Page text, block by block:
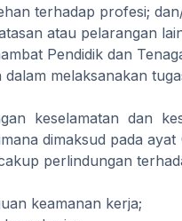
terhadap profesi;
atau pelarangan
Pendidik dan
dalam melaksanakan
keselamatan dan
dimaksud pada ayat
perlindungan
keamanan kerja;